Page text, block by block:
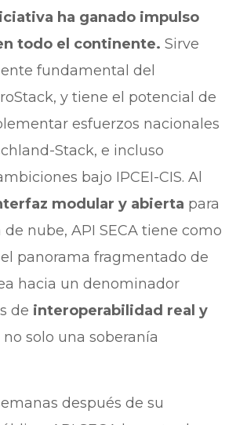
ha ganado impulso
todo el continente. Sirve
fundamental del
y tiene el potencial de
esfuerzos nacionales
Stack, e incluso
bajo IPCEI-CIS. Al
modular y abierta para
nube, API SECA tiene como
panorama fragmentado de
hacia un denominador
de interoperabilidad real y
no solo una soberanía
después de su